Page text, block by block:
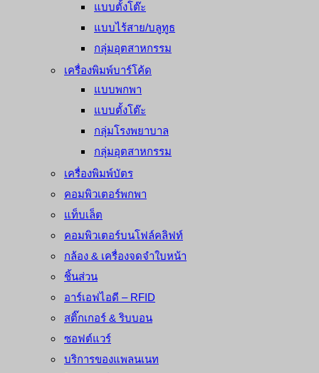
แบบตั้งโต๊ะ
แบบไร้สาย/บลูทูธ
กลุ่มอุตสาหกรรม
เครื่องพิมพ์บาร์โค้ด
แบบพกพา
แบบตั้งโต๊ะ
กลุ่มโรงพยาบาล
กลุ่มอุตสาหกรรม
เครื่องพิมพ์บัตร
คอมพิวเตอร์พกพา
แท็บเล็ต
คอมพิวเตอร์บนโฟล์คลิฟท์
กล้อง & เครื่องจดจำใบหน้า
ชิ้นส่วน
อาร์เอฟไอดี – RFID
สติ๊กเกอร์ & ริบบอน
ซอฟต์แวร์
บริการของแพลนเนท